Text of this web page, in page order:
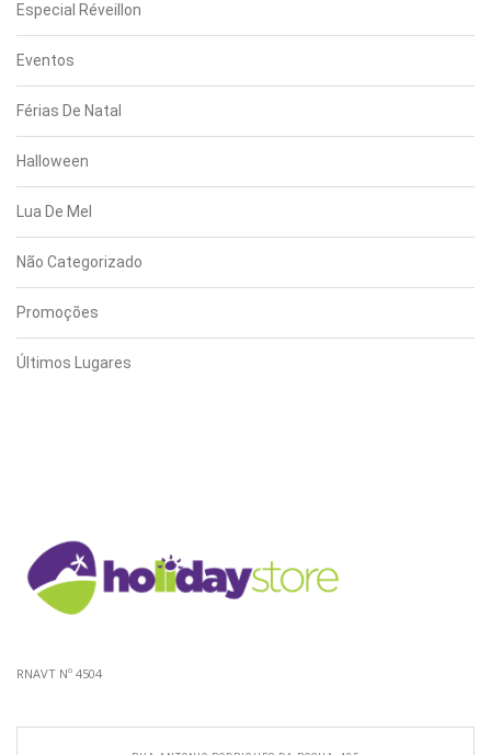
Especial Réveillon
Eventos
Férias De Natal
Halloween
Lua De Mel
Não Categorizado
Promoções
Últimos Lugares
RNAVT Nº 4504